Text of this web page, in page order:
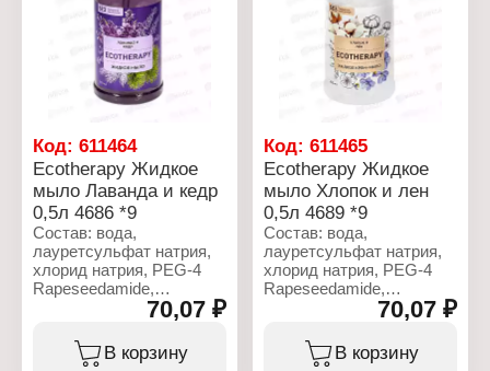
Характеристики:
Производитель:
Ренессанс Косметик
Бренд: Ecotherapy
Артикул: 4685
жидкое
Назначение: для рук
Аромат: "Алтайские
ягоды"
Объем: 500 мл
Упаковка: флакон с
дозатором
Код: 611464
Ecotherapy Жидкое
мыло Лаванда и кедр
0,5л 4686 *9
Состав: вода,
лауретсульфат натрия,
хлорид натрия, PEG-4
Rapeseedamide,
кокамидопропилбетаин,
композиция (отдушка),
консервант,
70,07 ₽
В корзину
Код:611465
Ecotherapy Жидкое
мыло Хлопок и лен
0,5л 4689 *9
Состав: вода,
лауретсульфат натрия,
хлорид натрия, PEG-4
Rapeseedamide,
кокамидопропилбетаин,
композиция (отдушка),
консервант,
70,07 ₽
В корзину